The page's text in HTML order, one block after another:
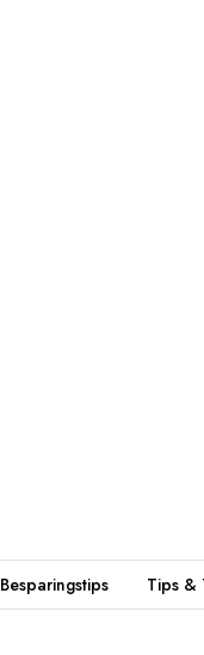
Besparingstips Tips &